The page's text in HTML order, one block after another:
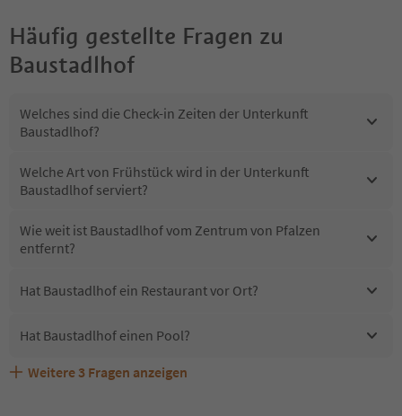
Häufig gestellte Fragen zu
Baustadlhof
Welches sind die Check-in Zeiten der Unterkunft
Baustadlhof?
Welche Art von Frühstück wird in der Unterkunft
Baustadlhof serviert?
Wie weit ist Baustadlhof vom Zentrum von Pfalzen
entfernt?
Hat Baustadlhof ein Restaurant vor Ort?
Hat Baustadlhof einen Pool?
Sind Haustiere in der Unterkunft Baustadlhof erlaubt?
Welche Services bietet Baustadlhof?
Erhalten die Gäste von Baustadlhof einen Südtirol
Weitere 3 Fragen anzeigen